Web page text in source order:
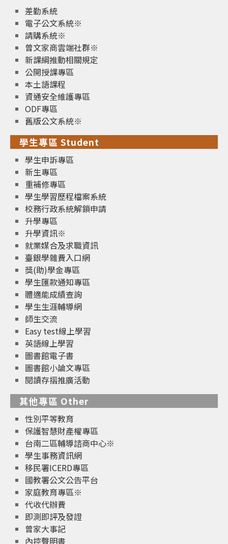
差勤系統
電子公文系統※
請購系統※
曾文家商雲端社群※
新課綱推動相關規定
公開授課專區
本土語課程
資通安全維護專區
ODF專區
舊版公文系統※
學生專區 Student
學生申訴專區
新生專區
重補修專區
學生學習歷程檔案系統
校務行政系統解鎖申請
升學專區
升學資訊※
就業媒合及求職資訊
臺銀學雜費入口網
獎(助)學金專區
學生匯款通知專區
體適能成績查詢
學生生涯輔導網
師生交流
Easy test線上學習
英語線上學習
圖書館電子書
圖書館小論文專區
閱讀存摺推廣活動
其他專區 Other
性別平等教育
保護智慧財產權專區
台南二區輔導諮商中心※
學生事務資訊網
移民署ICERD專區
國教署公文公告平台
家庭教育專區※
代收代辦費
即測即評及發證
曾家大事記
內控聲明書